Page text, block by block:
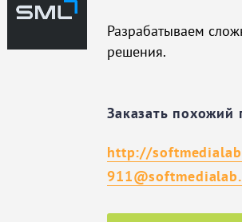
Разрабатываем
решения.
Заказать похожий
http://